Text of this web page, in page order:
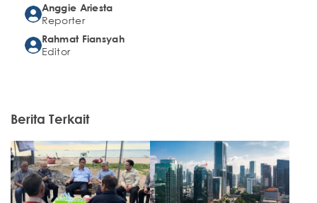
Anggie Ariesta
Reporter
Rahmat Fiansyah
Editor
Berita Terkait